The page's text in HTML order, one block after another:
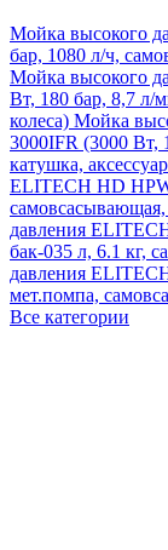
Мойка высокого
бар, 1080 л/ч,
Мойка высокого
Вт, 180 бар, 8,7 л/
колеса) Мойка
3000IFR (3000 Вт,
катушка,
ELITECH HD
самовсасывающая,
давления
бак-035 л, 6.1 кг,
давления
мет.помпа,
Все категории